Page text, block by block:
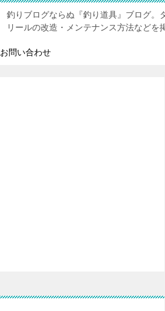
釣りブログならぬ『釣り道具』ブログ。
リールの改造・メンテナンス方法などを
お問い合わせ